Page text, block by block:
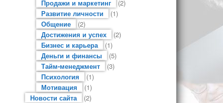
Продажи и маркетинг
(2)
Развитие личности
(1)
Общение
(2)
Достижения и успех
(2)
Бизнес и карьера
(1)
Деньги и финансы
(5)
Тайм-менеджмент
(3)
Психология
(1)
Мотивация
(1)
Новости сайта
(2)